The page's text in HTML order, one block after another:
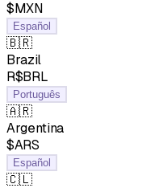
$MXN
Español
🇧🇷
Brazil
R$BRL
Português
🇦🇷
Argentina
$ARS
Español
🇨🇱